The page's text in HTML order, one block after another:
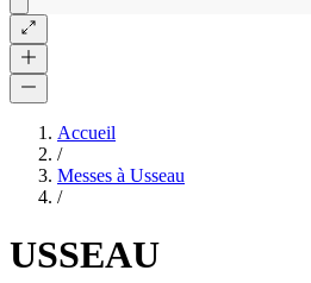
Accueil
/
Messes à Usseau
/
USSEAU